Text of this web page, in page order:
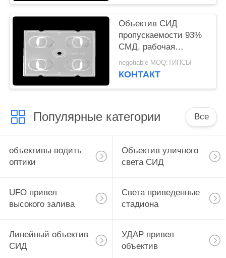
Объектив СИД
пропускаемости 93%
СМД, рабочая
температура оптики
рефлекторов СИД под
negotiable MOQ:ТИПСЫ
КОНТАКТ
Популярные категории Все
объективы водить
оптики
Объектив уличного
света СИД
UFO привел
высокого залива
Света приведенные
стадиона
Линейный объектив
СИД
УДАР привел
объектив